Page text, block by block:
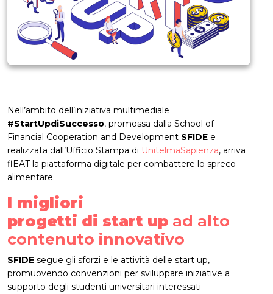
Nell’ambito dell’iniziativa multimediale
#StartUpdiSuccesso, promossa dalla School of
Financial Cooperation and Development SFIDE e
realizzata dall’Ufficio Stampa di UnitelmaSapienza, arriva
flEAT la piattaforma digitale per combattere lo spreco
alimentare.
I migliori
progetti di start up ad alto
contenuto innovativo
SFIDE segue gli sforzi e le attività delle start up,
promuovendo convenzioni per sviluppare iniziative a
supporto degli studenti universitari interessati